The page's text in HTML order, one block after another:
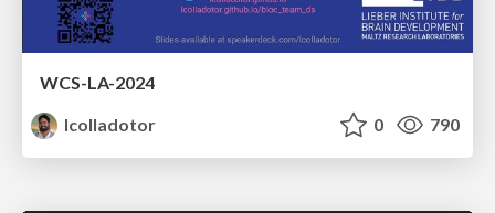
WCS-LA-2024
lcolladotor
0 790